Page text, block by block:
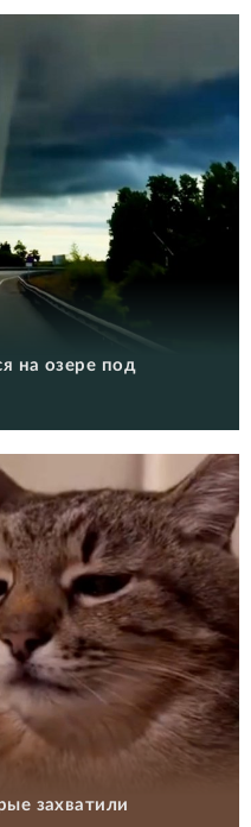
на озере под
захватили